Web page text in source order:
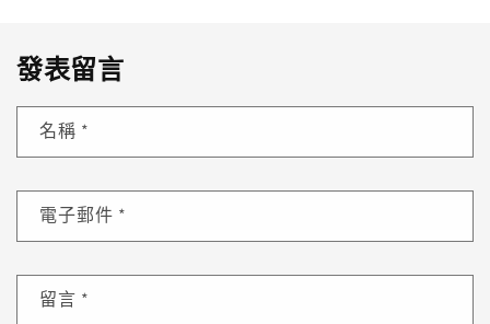
發表留言
名稱 *
電子郵件 *
留言 *